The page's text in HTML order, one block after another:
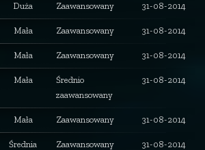
Duża Zaawansowany 31-08-2014
Mała Zaawansowany 31-08-2014
Mała Zaawansowany 31-08-2014
Mała
Średnio
zaawansowany
31-08-2014
Mała Zaawansowany 31-08-2014
Średnia Zaawansowany 31-08-2014